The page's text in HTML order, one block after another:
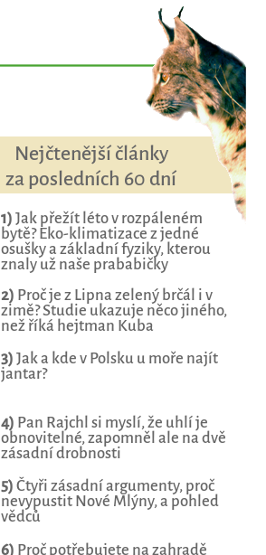
Nejčtenější články
za posledních 60 dní
1) Jak přežít léto v rozpáleném
bytě? Eko-klimatizace z jedné
osušky a základní fyziky, kterou
znaly už naše prababičky
2) Proč je z Lipna zelený brčál i v
zimě? Studie ukazuje něco jiného,
než říká hejtman Kuba
3) Jak a kde v Polsku u moře najít
jantar?
4) Pan Rajchl si myslí, že uhlí je
obnovitelné, zapomněl ale na dvě
zásadní drobnosti
5) Čtyři zásadní argumenty, proč
nevypustit Nové Mlýny, a pohled
vědců
6) Proč potřebujete na zahradě